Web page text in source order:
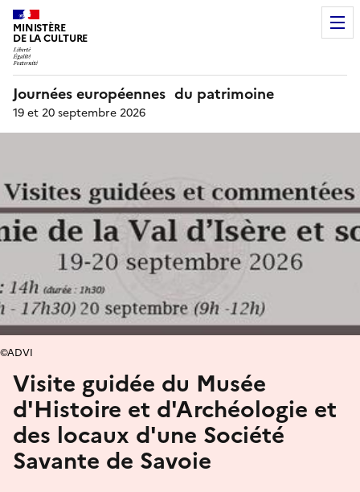
MINISTÈRE
DE LA CULTURE
Journées européennes du patrimoine
19 et 20 septembre 2026
Visite guidée du Musée
d'Histoire et d'Archéologie et
des locaux d'une Société
Savante de Savoie
©ADVI